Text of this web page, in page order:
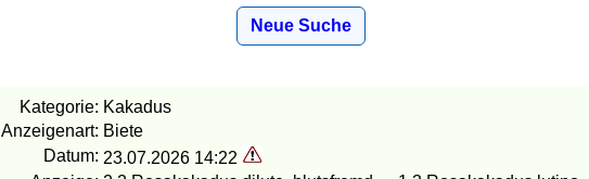
Neue Suche
Kategorie: Kakadus
Anzeigenart: Biete
Datum: 23.07.2026 14:22